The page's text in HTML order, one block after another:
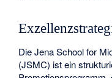
Die Jena School for
(JSMC) ist ein